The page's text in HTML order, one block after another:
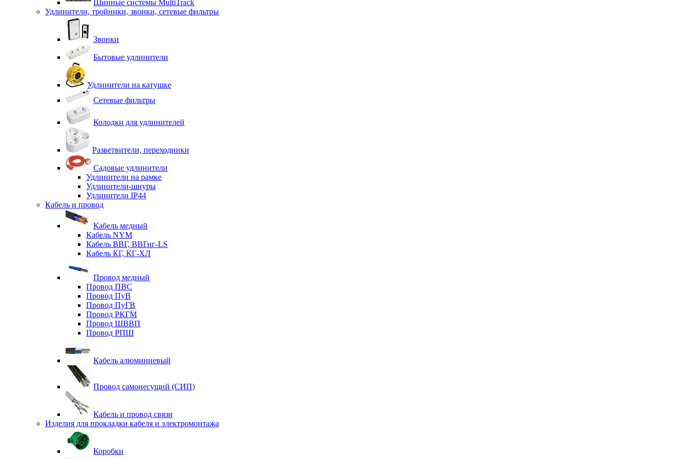
Шинные системы MultiTrack
Удлинители, тройники, звонки, сетевые фильтры
Звонки
Бытовые удлинители
Удлинители на катушке
Сетевые фильтры
Колодки для удлинителей
Разветвители, переходники
Садовые удлинители
Удлинители на рамке
Удлинители-шнуры
Удлинители IP44
Кабель и провод
Кабель медный
Кабель NYM
Кабель ВВГ, ВВГнг-LS
Кабель КГ, КГ-ХЛ
Провод медный
Провод ПВС
Провод ПуВ
Провод ПуГВ
Провод РКГМ
Провод ШВВП
Провод РПШ
Кабель алюминиевый
Провод самонесущий (СИП)
Кабель и провод связи
Изделия для прокладки кабеля и электромонтажа
Коробки